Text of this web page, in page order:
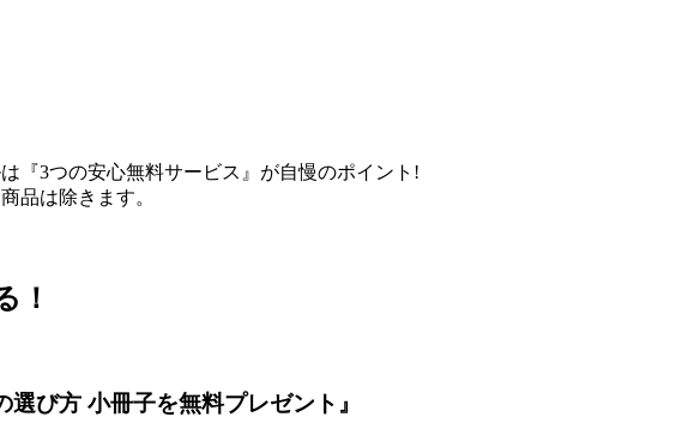
『3つの安心無料サービス』が自慢のポイント!
品は除きます。
！
選び方 小冊子を無料プレゼント』